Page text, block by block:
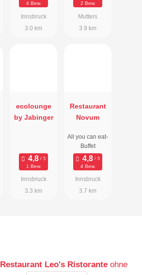
4 Bew.
Innsbruck
3.0 km
2 Bew.
Mutters
3.9 km
ecolounge
by Jabinger
1 Bew.
Innsbruck
3.3 km
Restaurant
Novum
All you can eat-
Buffet
4 Bew.
Innsbruck
3.7 km
Restaurant Leo's Ristorante ohne